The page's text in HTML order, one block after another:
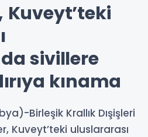
Kuveyt’teki
sivillere
kınama
Birleşik Krallık Dışişleri
Kuveyt’teki uluslararası